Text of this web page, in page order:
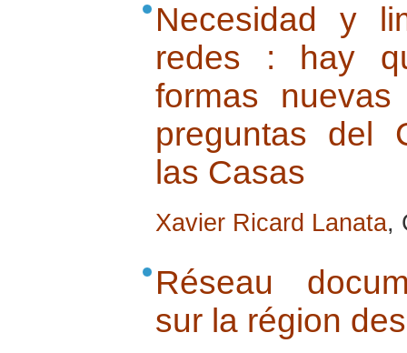
Necesidad y
redes : hay
formas
preguntas del
las Casas
Xavier Ricard Lanata,
Réseau
sur la région